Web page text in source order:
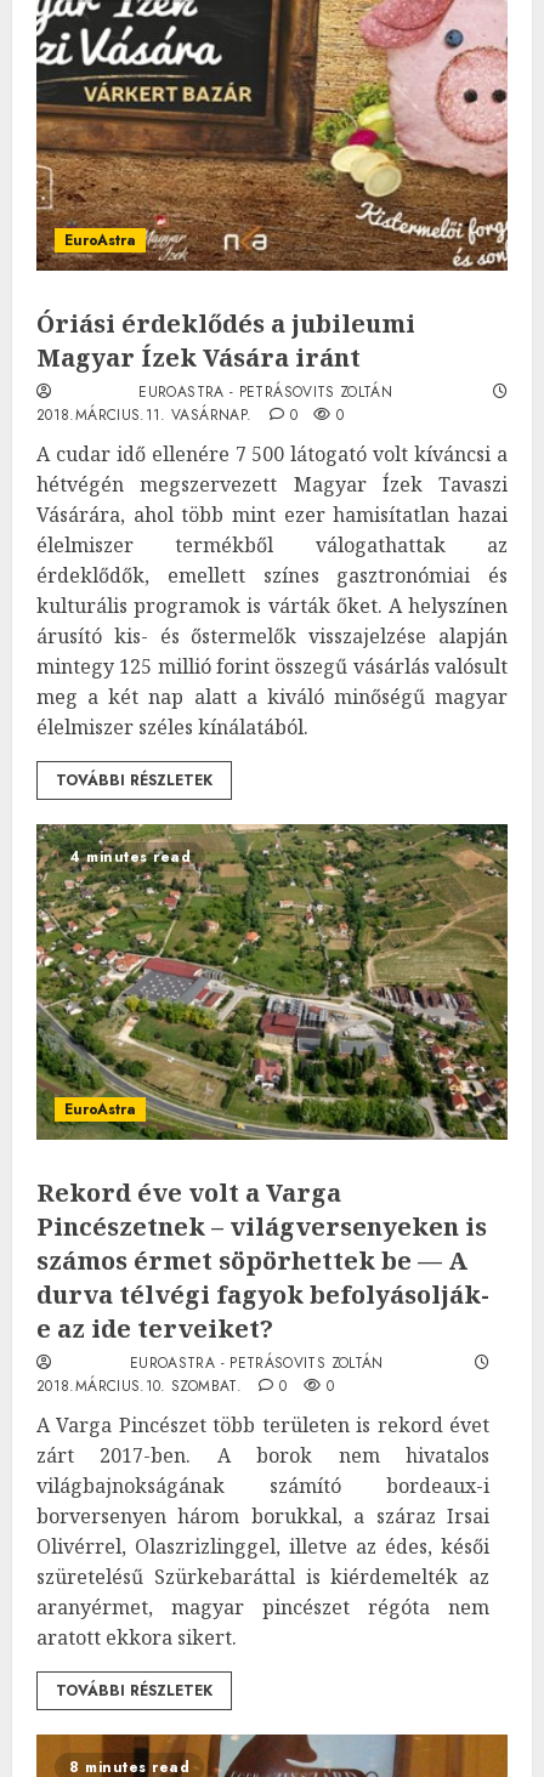
EuroAstra
Óriási érdeklődés a jubileumi
Magyar Ízek Vására iránt
EUROASTRA - PETRÁSOVITS ZOLTÁN
2018.MÁRCIUS.11. VASÁRNAP.
0 0
A cudar idő ellenére 7 500 látogató volt kíváncsi a
hétvégén megszervezett Magyar Ízek Tavaszi
Vásárára, ahol több mint ezer hamisítatlan hazai
élelmiszer termékből válogathattak az
érdeklődők, emellett színes gasztronómiai és
kulturális programok is várták őket. A helyszínen
árusító kis- és őstermelők visszajelzése alapján
mintegy 125 millió forint összegű vásárlás valósult
meg a két nap alatt a kiváló minőségű magyar
élelmiszer széles kínálatából.
TOVÁBBI RÉSZLETEK
4 minutes read
EuroAstra
Rekord éve volt a Varga
Pincészetnek – világversenyeken is
számos érmet söpörhettek be — A
durva télvégi fagyok befolyásolják-
e az ide terveiket?
EUROASTRA - PETRÁSOVITS ZOLTÁN
2018.MÁRCIUS.10. SZOMBAT.
0 0
A Varga Pincészet több területen is rekord évet
zárt 2017-ben. A borok nem hivatalos
világbajnokságának számító bordeaux-i
borversenyen három borukkal, a száraz Irsai
Olivérrel, Olaszrizlinggel, illetve az édes, késői
szüretelésű Szürkebaráttal is kiérdemelték az
aranyérmet, magyar pincészet régóta nem
aratott ekkora sikert.
TOVÁBBI RÉSZLETEK
8 minutes read